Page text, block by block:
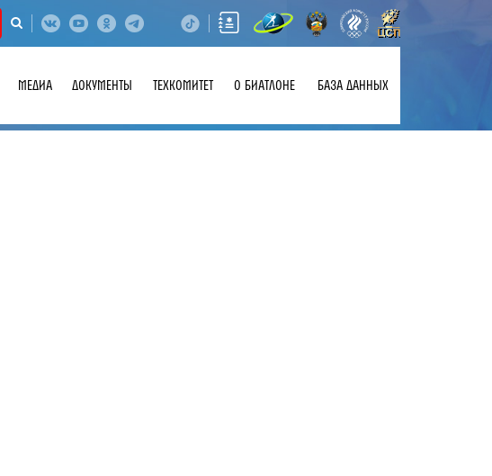
МЕДИА ДОКУМЕНТЫ ТЕХКОМИТЕТ О БИАТЛОНЕ БАЗА ДАННЫХ